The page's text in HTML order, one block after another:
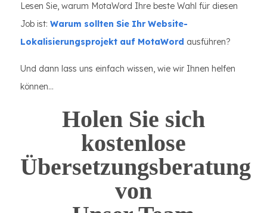
Lesen Sie, warum MotaWord Ihre beste Wahl für diesen
Job ist: Warum sollten Sie Ihr Website-
Lokalisierungsprojekt auf MotaWord ausführen?
Und dann lass uns einfach wissen, wie wir Ihnen helfen
können...
Holen Sie sich
kostenlose
Übersetzungsberatung
von